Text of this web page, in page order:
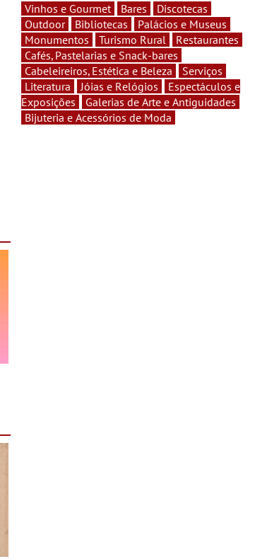
Vinhos e Gourmet Bares
Discotecas
Outdoor
Bibliotecas
Palácios e Museus
Monumentos
Turismo Rural
Restaurantes
Cafés, Pastelarias e Snack-bares
Cabeleireiros, Estética e Beleza
Serviços
Literatura
Jóias e Relógios
Espectáculos e
Exposições
Galerias de Arte e Antiguidades
Bijuteria e Acessórios de Moda